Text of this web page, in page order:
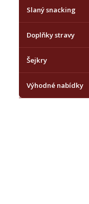
Slaný snacking
Doplňky stravy
Šejkry
Výhodné nabídky